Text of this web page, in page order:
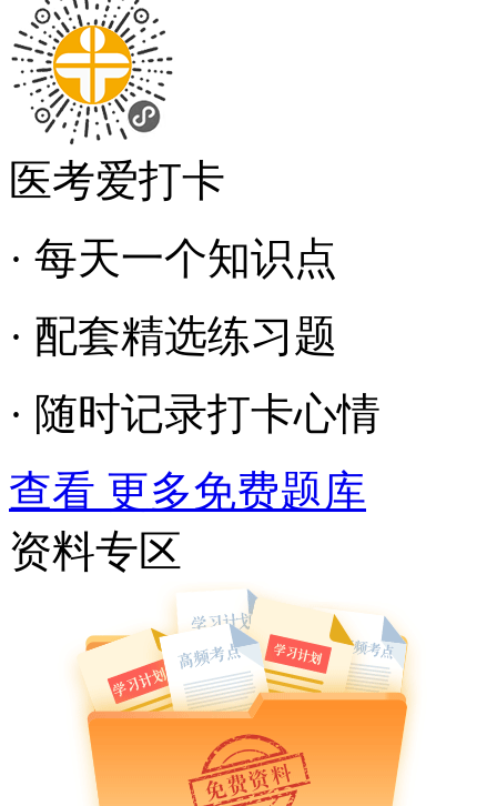
医考爱打卡
· 每天一个知识点
· 配套精选练习题
· 随时记录打卡心情
查看 更多免费题库
资料专区